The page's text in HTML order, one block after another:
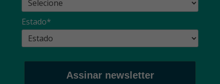
Estado*
Assinar newsletter